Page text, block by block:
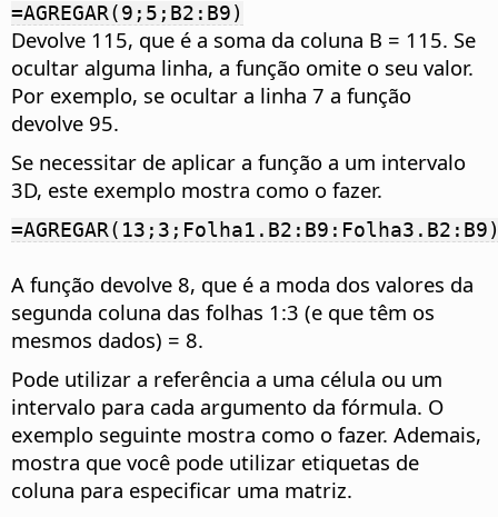
=AGREGAR(9;5;B2:B9)
Devolve 115, que é a soma da coluna B = 115. Se
ocultar alguma linha, a função omite o seu valor.
Por exemplo, se ocultar a linha 7 a função
devolve 95.
Se necessitar de aplicar a função a um intervalo
3D, este exemplo mostra como o fazer.
A função devolve 8, que é a moda dos valores da
segunda coluna das folhas 1:3 (e que têm os
mesmos dados) = 8.
Pode utilizar a referência a uma célula ou um
intervalo para cada argumento da fórmula. O
exemplo seguinte mostra como o fazer. Ademais,
mostra que você pode utilizar etiquetas de
coluna para especificar uma matriz.